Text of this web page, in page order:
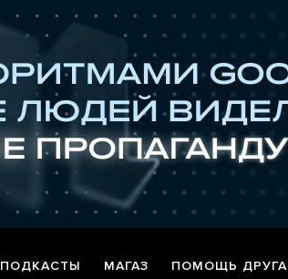
ПОДКАСТЫ МАГАЗ ПОМОЩЬ ДРУГА